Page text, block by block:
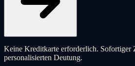
Keine Kreditkarte erforderlich. Sofortiger
personalisierten Deutung.